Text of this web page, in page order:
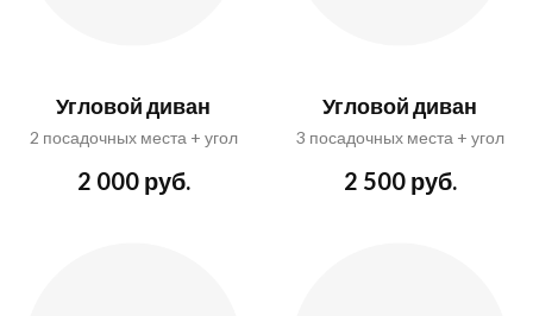
Угловой диван
2 посадочных места + угол
2 000 руб.
Угловой диван
3 посадочных места + угол
2 500 руб.